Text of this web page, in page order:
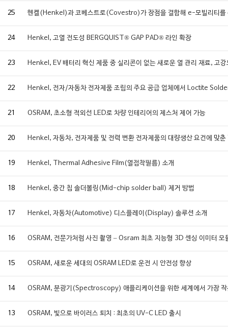
25 헨켈(Henkel)과 코베스트로(Covestro)가 장점을 결합해 e-모빌리티를
24 Henkel, 고열 전도성 BERGQUIST® GAP PAD® 라인 확장
23 Henkel, EV 배터리 혁신 제품 중 실리콘이 없는 새로운 열 관리 재료, 고
22 Henkel, 전자/자동차 전자제품 조립의 주요 공급 업체에서 Loctite
21 OSRAM, 초소형 적외선 LED로 차량 인테리어의 제스처 제어 가능
20 Henkel, 자동차, 전자제품 및 전력 변환 전자제품의 대량생산 요건에 맞
19 Henkel, Thermal Adhesive Film(열접착필름) 소개
18 Henkel, 중간 칩 솔더볼링(Mid-chip solder ball) 제거 방법
17 Henkel, 자동차(Automotive) 디스플레이(Display) 솔루션 소개
16 OSRAM, 전문가처럼 사진 촬영 – Osram 최초 지능형 3D 센싱 이미터 모
15 OSRAM, 새로운 세대의 OSRAM LED로 운전 시 안전성 향상
14 OSRAM, 분광기(Spectroscopy) 애플리케이션을 위한 세계에서 가장 작
13 OSRAM, 빛으로 바이러스 퇴치 : 최초의 UV-C LED 출시